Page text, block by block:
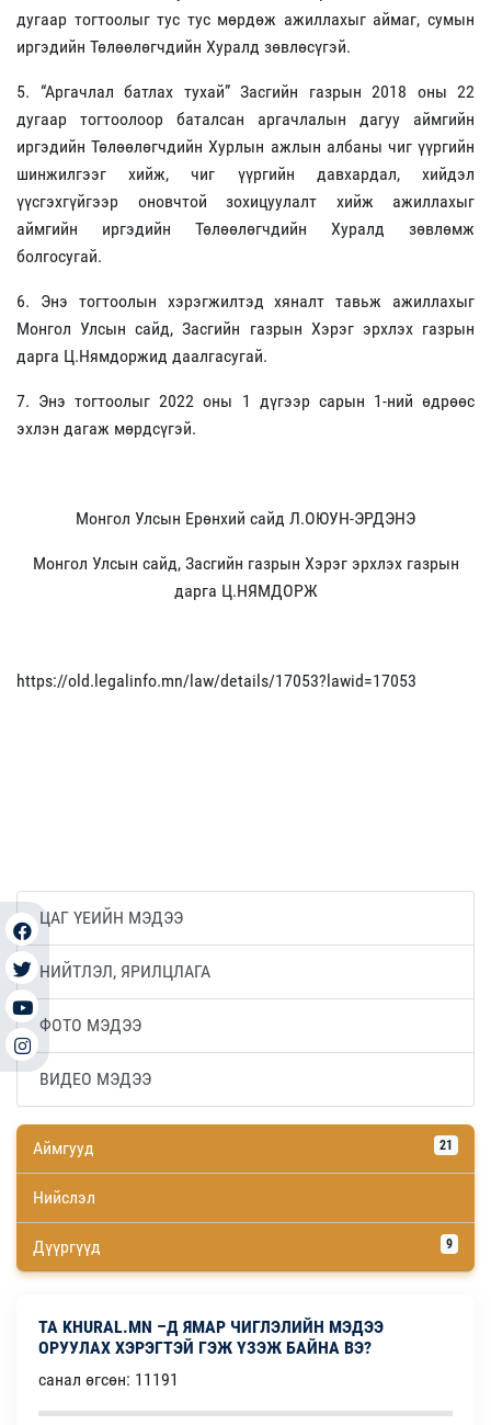
дугаар тогтоолыг тус тус мөрдөж ажиллахыг аймаг, сумын
иргэдийн Төлөөлөгчдийн Хуралд зөвлөсүгэй.
5. “Аргачлал батлах тухай” Засгийн газрын 2018 оны 22
дугаар тогтоолоор баталсан аргачлалын дагуу аймгийн
иргэдийн Төлөөлөгчдийн Хурлын ажлын албаны чиг үүргийн
шинжилгээг хийж, чиг үүргийн давхардал, хийдэл
үүсгэхгүйгээр оновчтой зохицуулалт хийж ажиллахыг
аймгийн иргэдийн Төлөөлөгчдийн Хуралд зөвлөмж
болгосугай.
6. Энэ тогтоолын хэрэгжилтэд хяналт тавьж ажиллахыг
Монгол Улсын сайд, Засгийн газрын Хэрэг эрхлэх газрын
дарга Ц.Нямдоржид даалгасугай.
7. Энэ тогтоолыг 2022 оны 1 дүгээр сарын 1-ний өдрөөс
эхлэн дагаж мөрдсүгэй.
Монгол Улсын Ерөнхий сайд Л.ОЮУН-ЭРДЭНЭ
Монгол Улсын сайд, Засгийн газрын Хэрэг эрхлэх газрын
дарга Ц.НЯМДОРЖ
https://old.legalinfo.mn/law/details/17053?lawid=17053
ЦАГ ҮЕИЙН МЭДЭЭ
НИЙТЛЭЛ, ЯРИЛЦЛАГА
ФОТО МЭДЭЭ
ВИДЕО МЭДЭЭ
Аймгууд 21
Нийслэл
Дүүргүүд 9
ТА KHURAL.MN –Д ЯМАР ЧИГЛЭЛИЙН МЭДЭЭ
ОРУУЛАХ ХЭРЭГТЭЙ ГЭЖ ҮЗЭЖ БАЙНА ВЭ?
санал өгсөн: 11191